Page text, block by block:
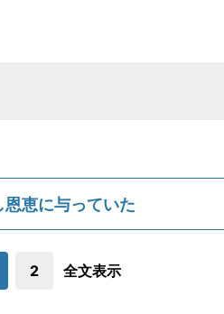
恵に与っていた
2 全文表示